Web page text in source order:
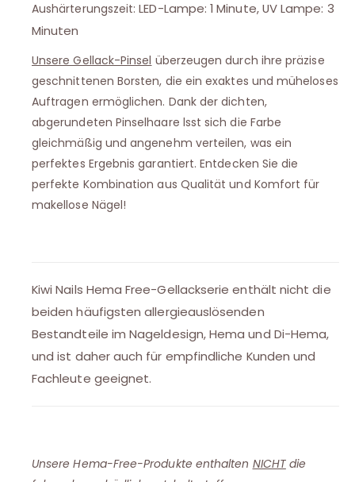
Aushärterungszeit:LED-Lampe: 1 Minute, UV Lampe: 3
Minuten
Unsere Gellack-Pinsel überzeugen durch ihre präzise
geschnittenen Borsten, die ein exaktes und müheloses
Auftragen ermöglichen. Dank der dichten,
abgerundeten Pinselhaare lsst sich die Farbe
gleichmäßig und angenehm verteilen, was ein
perfektes Ergebnis garantiert. Entdecken Sie die
perfekte Kombination aus Qualität und Komfort für
makellose Nägel!
Kiwi Nails Hema Free-Gellackserie enthält nicht die
beiden häufigsten allergieauslösenden
Bestandteile im Nageldesign, Hema und Di-Hema,
und ist daher auch für empfindliche Kunden und
Fachleute geeignet.
Unsere Hema-Free-Produkte enthalten NICHTdie